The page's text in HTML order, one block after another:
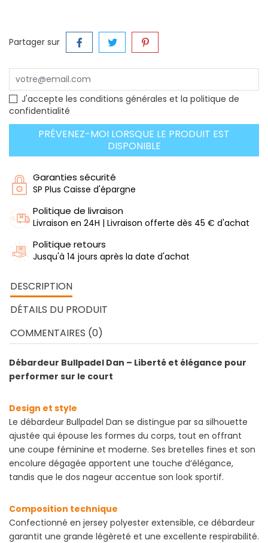
Partager sur
J'accepte les conditions générales et la politique de
confidentialité
PRÉVENEZ-MOI LORSQUE LE PRODUIT EST
DISPONIBLE
Garanties sécurité
SP Plus Caisse d'épargne
Politique de livraison
Livraison en 24H | Livraison offerte dès 45 € d'achat
Politique retours
Jusqu'à 14 jours après la date d'achat
DESCRIPTION
DÉTAILS DU PRODUIT
COMMENTAIRES (0)
Débardeur Bullpadel Dan – Liberté et élégance pour
performer sur le court
Design et style
Le débardeur Bullpadel Dan se distingue par sa silhouette
ajustée qui épouse les formes du corps, tout en offrant
une coupe féminine et moderne. Ses bretelles fines et son
encolure dégagée apportent une touche d’élégance,
tandis que le dos nageur accentue son look sportif.
Composition technique
Confectionné en jersey polyester extensible, ce débardeur
garantit une grande légèreté et une excellente respirabilité.